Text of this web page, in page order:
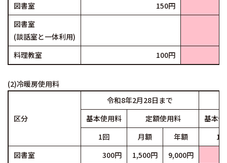
図書室
150円
図書室
(談話室と一体利用)
料理教室
100円
(2)冷暖房使用料
区分
令和8年2月28日まで
基本使用料
定額使用料
基本
1回
月額 年額
1回
図書室
300円 1,500円 9,000円